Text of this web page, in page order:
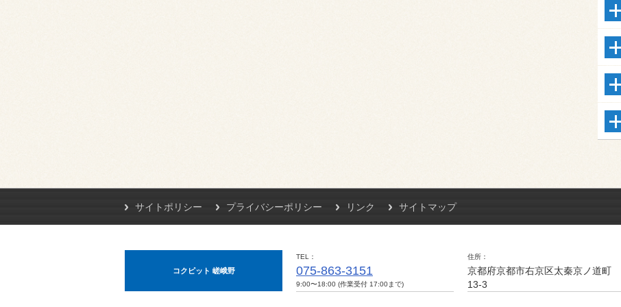
サイトポリシー プライバシーポリシー リンク サイトマップ
コクピット 嵯峨野
TEL
075-863-3151
9:00〜18:00 (作業受付 17:00まで)
住所
京都府京都市右京区太秦京ノ道町
13-3